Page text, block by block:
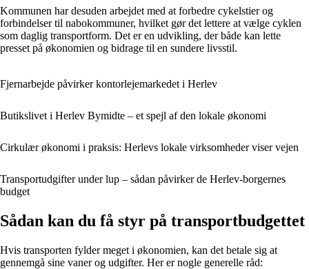
Kommunen har desuden arbejdet med at forbedre cykelstier og
forbindelser til nabokommuner, hvilket gør det lettere at vælge cyklen
som daglig transportform. Det er en udvikling, der både kan lette
presset på økonomien og bidrage til en sundere livsstil.
Fjernarbejde påvirker kontorlejemarkedet i Herlev
Butikslivet i Herlev Bymidte – et spejl af den lokale økonomi
Cirkulær økonomi i praksis: Herlevs lokale virksomheder viser vejen
Transportudgifter under lup – sådan påvirker de Herlev-borgernes
budget
Sådan kan du få styr på transportbudgettet
Hvis transporten fylder meget i økonomien, kan det betale sig at
gennemgå sine vaner og udgifter. Her er nogle generelle råd: